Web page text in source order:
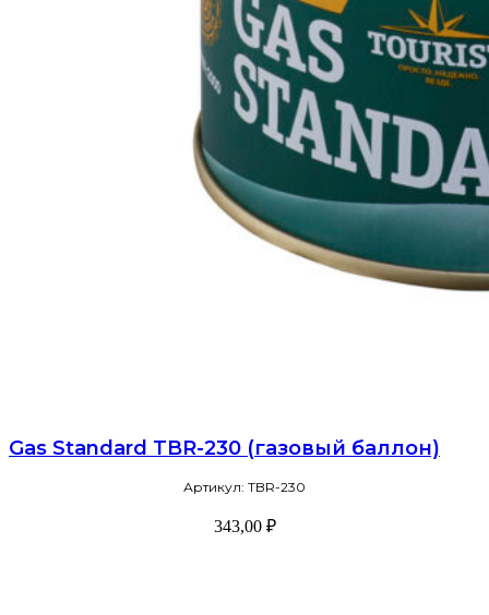
Gas Standard TBR-230 (газовый баллон)
Артикул: TBR-230
343,00 ₽